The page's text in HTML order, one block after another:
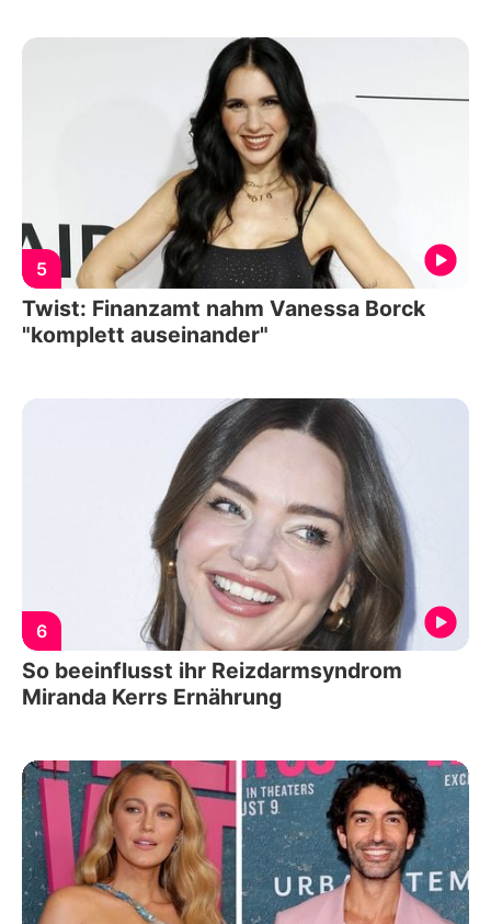
5
Twist: Finanzamt nahm Vanessa Borck
"komplett auseinander"
6
So beeinflusst ihr Reizdarmsyndrom
Miranda Kerrs Ernährung